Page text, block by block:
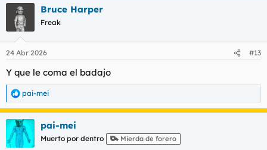
e
Bruce Harper
Freak
24 Abr 2026 #13
Y que le coma el badajo
R
e
a
c
c
i
pai-mei
pai-mei
Muerto por dentro Mierda de forero